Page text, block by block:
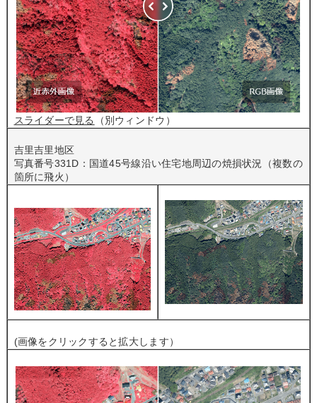
スライダーで見る （別ウィンドウ）
吉里吉里地区
写真番号331D：国道45号線沿い住宅地周辺の焼損状況（複数の
箇所に飛火）
(画像をクリックすると拡大します）